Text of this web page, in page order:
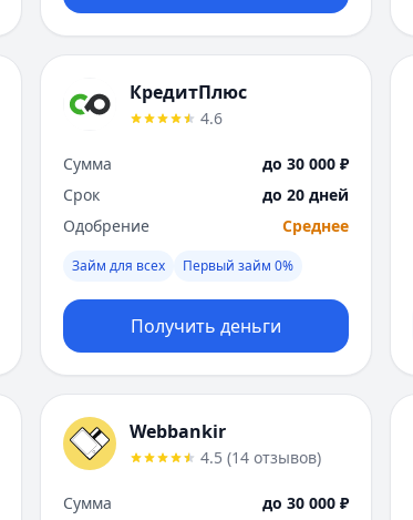
КредитПлюс
4.6
Сумма
до 30 000 ₽
Срок
до 20 дней
Одобрение
Среднее
Займ для всех Первый займ 0%
Получить деньги
Webbankir
4.5 (14 отзывов)
Сумма до 30 000 ₽